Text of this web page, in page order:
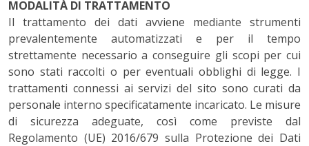
MODALITÀ DI TRATTAMENTO
Il trattamento dei dati avviene mediante strumenti
prevalentemente automatizzati e per il tempo
strettamente necessario a conseguire gli scopi per cui
sono stati raccolti o per eventuali obblighi di legge. I
trattamenti connessi ai servizi del sito sono curati da
personale interno specificatamente incaricato. Le misure
di sicurezza adeguate, così come previste dal
Regolamento (UE) 2016/679 sulla Protezione dei Dati